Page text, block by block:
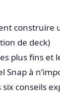
construire
de deck)
plus fins et
Snap à
conseils